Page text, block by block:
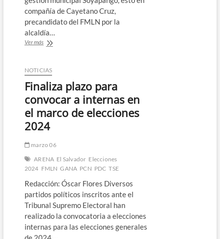
compañía de Cayetano Cruz,
precandidato del FMLN por la
alcaldía…
Ver másPrograma
11
de
mayo
NOTICIAS
Finaliza plazo para
convocar a internas en
el marco de elecciones
2024
marzo 06
ARENA El Salvador Elecciones
2024 FMLN GANA PCN PDC TSE
Redacción: Óscar Flores Diversos
partidos políticos inscritos ante el
Tribunal Supremo Electoral han
realizado la convocatoria a elecciones
internas para las elecciones generales